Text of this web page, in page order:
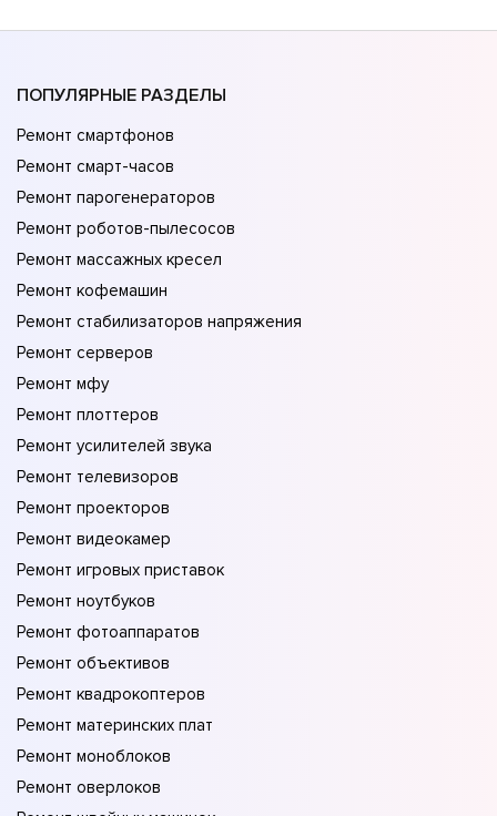
ПОПУЛЯРНЫЕ РАЗДЕЛЫ
Ремонт смартфонов
Ремонт смарт-часов
Ремонт парогенераторов
Ремонт роботов-пылесосов
Ремонт массажных кресел
Ремонт кофемашин
Ремонт стабилизаторов напряжения
Ремонт серверов
Ремонт мфу
Ремонт плоттеров
Ремонт усилителей звука
Ремонт телевизоров
Ремонт проекторов
Ремонт видеокамер
Ремонт игровых приставок
Ремонт ноутбуков
Ремонт фотоаппаратов
Ремонт объективов
Ремонт квадрокоптеров
Ремонт материнских плат
Ремонт моноблоков
Ремонт оверлоков